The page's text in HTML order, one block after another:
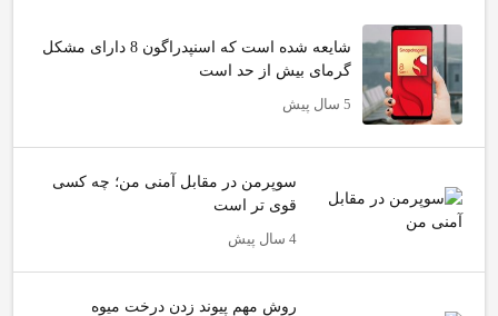
شایعه شده است که اسنپدراگون 8 دارای مشکل
گرمای بیش از حد است
5 سال پیش
سوپرمن در مقابل آمنی من؛ چه کسی
قوی تر است
4 سال پیش
روش مهم پیوند زدن درخت میوه